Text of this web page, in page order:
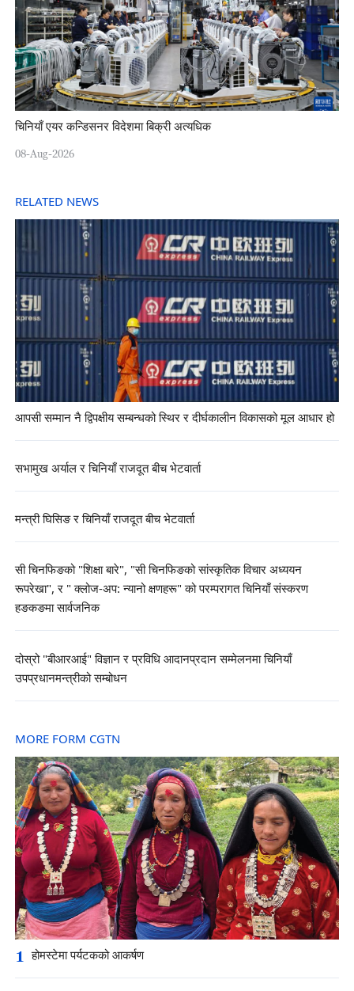
चिनियाँ एयर कन्डिसनर विदेशमा बिक्री अत्यधिक
08-Aug-2026
RELATED NEWS
आपसी सम्मान नै द्विपक्षीय सम्बन्धको स्थिर र दीर्घकालीन विकासको मूल आधार हो
सभामुख अर्याल र चिनियाँ राजदूत बीच भेटवार्ता
मन्त्री घिसिङ र चिनियाँ राजदूत बीच भेटवार्ता
सी चिनफिङको "शिक्षा बारे", "सी चिनफिङको सांस्कृतिक विचार अध्ययन
रूपरेखा", र " क्लोज-अप: न्यानो क्षणहरू" को परम्परागत चिनियाँ संस्करण
हङकङमा सार्वजनिक
दोस्रो "बीआरआई" विज्ञान र प्रविधि आदानप्रदान सम्मेलनमा चिनियाँ
उपप्रधानमन्त्रीको सम्बोधन
MORE FORM CGTN
1 होमस्टेमा पर्यटकको आकर्षण